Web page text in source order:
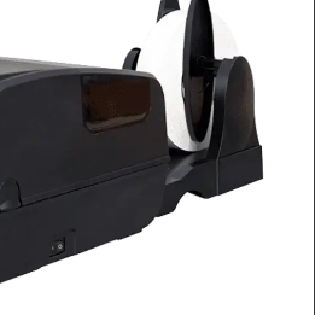
Factura electrónica
Respaldo de cada compra